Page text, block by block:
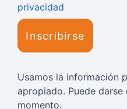
privacidad
Usamos la información
apropiado. Puede
momento.